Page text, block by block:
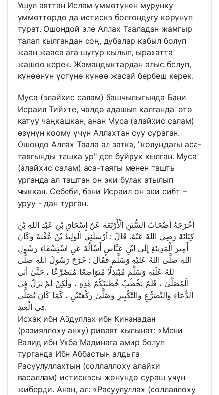
Ушул аяттан Ислам үммөтүнөн мурунку
үммөттөрдө да истиска болгондугу көрүнүп
турат. Ошондой эле Аллах Тааладан жамгыр
талап кылгандан соң, дубалар кабыл болуп
жаан жааса ага шүгүр кылып, ырахатта
жашоо керек. Жамандыктардан алыс болуп,
күнөөнүн үстүнө күнөө жасай бербеш керек.
Муса (алайхис салам) башчылыгында Бани
Исраил Тийхте, чөлдө адашып калганда, өтө
катуу чаңкашкан, анан Муса (алайхис салам)
өзүнүн коому үчүн Аллахтан суу сураган.
Ошондо Аллах Таала ал затка, "колуңдагы аса-
таягыңды ташка ур" деп буйрук кылган. Муса
(алайхис салам) аса-таягы менен ташты
урганда ал таштан он эки булак атылып
чыккан. Себеби, бани Исраил он эки сибт –
уруу - дан турган.
أَخْرَجَهُ أَصْحَابُ السُّنَنِ الْأَرْبَعَة عَنْ إِسْحَاقِ بْنِ عَبْدِ اللهِ بْنِ
كِنَانَةَ رَضِيَ اللهُ عَنْهُ، قَالَ : أَرْسَلَنِي الْوَلِيدُ بْنُ عُقْبَةَ وَكَانَ
أَمِيرَ الْمَدِينَةِ إِلَى ابْنِ عَبَّاسٍ أَسْأَلُهُ عَنِ اسْتِسْقَاءِ رَسُولِ
اللهِ صَلَّى اللهُ عَلَيْهِ وَسَلَّمَ فَقَالَ : خَرَجَ رَسُولُ اللهِ صَلَّى
اللهُ عَلَيْهِ وَسَلَّمَ مُبْتَذِلًا مُتَوَاضِعًا مُتَضَرِّعًا ، حَتَّىٰ أَتَى
الْمُصَلَّىٰ ، فَلَمْ يَخْطُبْ خُطْبَتَكُمْ هٰذِهِ ، وَلٰكِنْ لَمْ يَزَلْ فِي
الدُّعَاءِ وَالتَّضَرُّعِ وَالتَّكْبِيرِ وَصَلَّىٰ رَكْعَتَيْنِ ، كَمَا كَانَ يُصَلِّي
فِي الْعِيدِ.
Исхак ибн Абдуллах ибн Кинанадан
(разияллоху анху) риваят кылынат: «Мени
Валид ибн Укба Мадинага амир болуп
турганда Ибн Аббастын алдыга
Расуулуллахтын (соллаллоху алайхи
васаллам) истискасы жөнүндө сураш үчүн
жиберди. Анан, ал: «Расуулуллах (соллаллоху